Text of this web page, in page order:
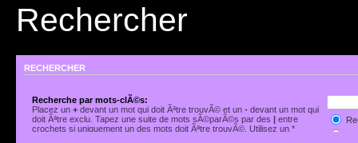
Rechercher
RECHERCHER
Recherche par mots-clÃ©s:
Placez un+ devant un mot qui doit Ãªtre trouvÃ© et un- devant un mot qui
doit Ãªtre exclu. Tapez une suite de mots sÃ©parÃ©s par des| entre
crochets si uniquement un des mots doit Ãªtre trouvÃ©. Utilisez un *